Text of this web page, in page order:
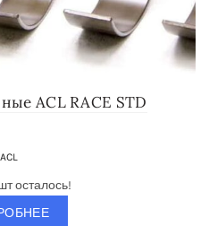
ACL RACE STD
ACL
осталось!